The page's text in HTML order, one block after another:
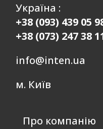
Україна :
+38 (093) 439 05
+38 (073) 247 38
info@inten.ua
м. Київ
Про компанію